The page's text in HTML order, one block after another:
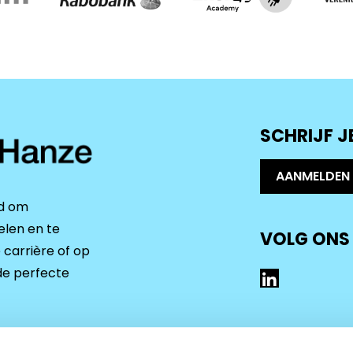
om
en te
carrière of op
perfecte
SCHRIJF
AANMELDEN
VOLG ONS
LinkedIn